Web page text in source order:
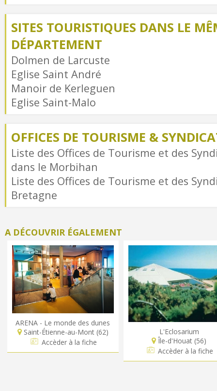
SITES TOURISTIQUES DANS LE
DÉPARTEMENT
Dolmen de Larcuste
Eglise Saint André
Manoir de Kerleguen
Eglise Saint-Malo
OFFICES DE TOURISME &
Liste des Offices de Tourisme et des
dans le Morbihan
Liste des Offices de Tourisme et des
Bretagne
A DÉCOUVRIR ÉGALEMENT
ARENA - Le monde des dunes
Saint-Étienne-au-Mont (62)
Accèder à la fiche
L'Eclosarium
Île-d'Houat (56)
Accèder à la fiche